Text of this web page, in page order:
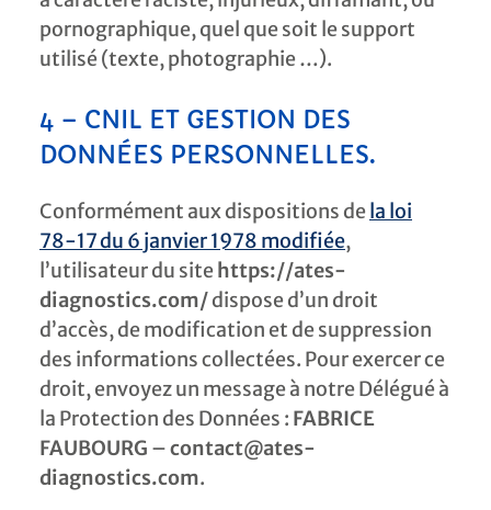
pornographique, quel que soit le support
utilisé (texte, photographie …).
4 – CNIL ET GESTION DES
DONNÉES PERSONNELLES.
Conformément aux dispositions de la loi
78-17 du 6 janvier 1978 modifiée,
l’utilisateur du site https://ates-
diagnostics.com/dispose d’un droit
d’accès, de modification et de suppression
des informations collectées. Pour exercer ce
droit, envoyez un message à notre Délégué à
la Protection des Données : FABRICE
FAUBOURG –contact@ates-
diagnostics.com.